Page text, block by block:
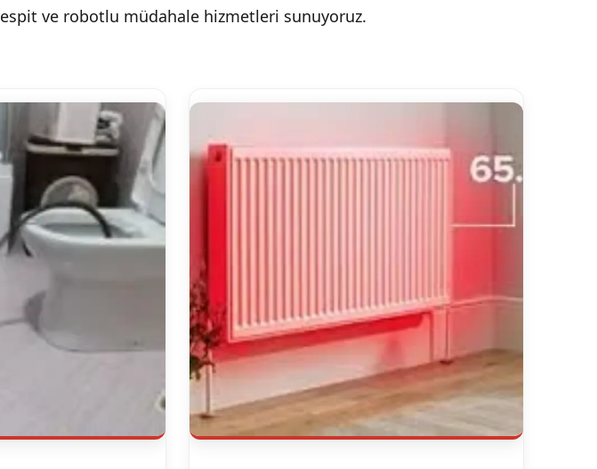
ve robotlu müdahale hizmetleri sunuyoruz.